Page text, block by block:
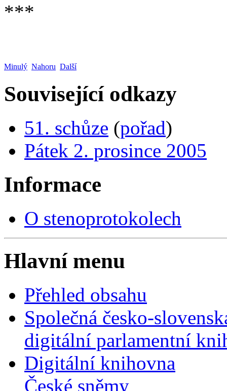
***
Minulý Nahoru Další
Související odkazy
51. schůze (pořad)
Pátek 2. prosince 2005
Informace
O stenoprotokolech
Hlavní menu
Přehled obsahu
Společná česko-
digitální parlamentní
Digitální knihovna
České sněmy